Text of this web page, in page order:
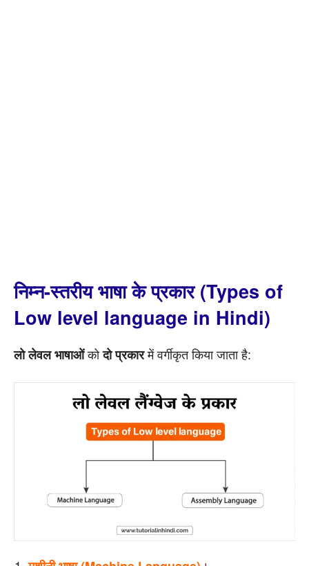
निम्न-स्तरीय भाषा के प्रकार (Types of
Low level language in Hindi)
लो लेवल भाषाओंकोदो प्रकारमें वर्गीकृत किया जाता है: